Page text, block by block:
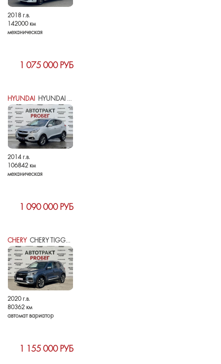
2018 г.в.
142000 км
механическая
1 075 000 РУБ
HYUNDAI HYUNDAI IX35 I РЕСТАЙЛИНГ
2014 г.в.
106842 км
механическая
1 090 000 РУБ
CHERY CHERY TIGGO 4 I РЕСТАЙЛИНГ
2020 г.в.
80362 км
автомат вариатор
1 155 000 РУБ